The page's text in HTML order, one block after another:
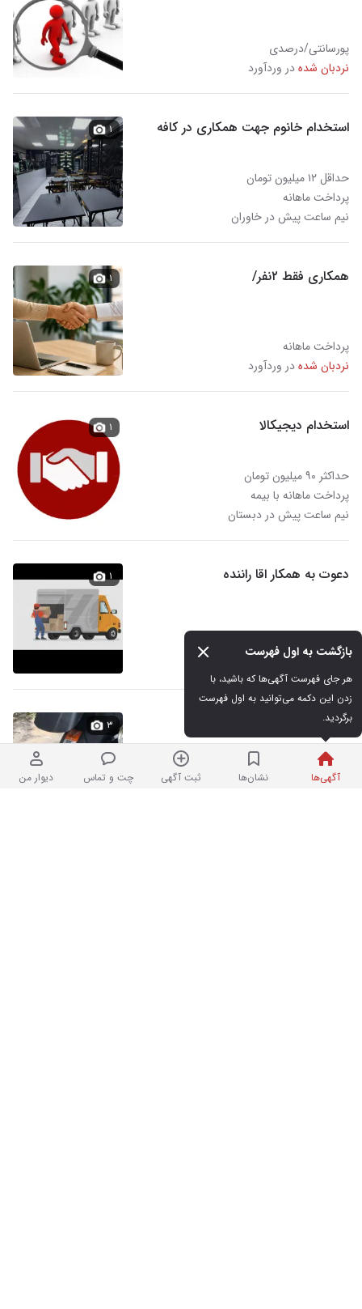
آگهی‌ها
بازگشت به اول فهرست
برگردید.
نشان‌ها ثبت آگهی چت و تماس دیوار من
پورسانتی/درصدی
نردبان شدهدر وردآورد
استخدام خانوم جهت همکاری در کافه
حداقل ۱۲ میلیون تومان
پرداخت ماهانه
نیم ساعت پیش در خاوران
۱
همکاری فقط ۲نفر/
پرداخت ماهانه
نردبان شدهدر وردآورد
۱
استخدام دیجیکالا
حداکثر ۹۰ میلیون تومان
پرداخت ماهانه با بیمه
نیم ساعت پیش در دبستان
۱
دعوت به همکار اقا راننده
پورسانتی/درصدی با بیمه
نیم ساعت پیش در جمهوری
۱
موتورساز ماهر ۳